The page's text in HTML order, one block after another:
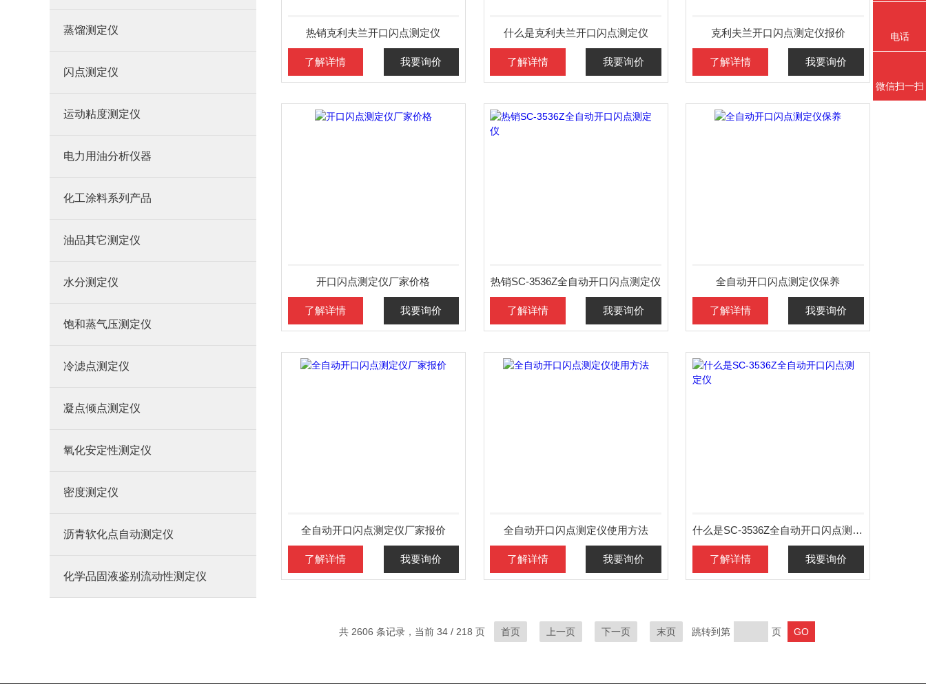
蒸馏测定仪
闪点测定仪
运动粘度测定仪
电力用油分析仪器
化工涂料系列产品
油品其它测定仪
水分测定仪
饱和蒸气压测定仪
冷滤点测定仪
凝点倾点测定仪
氧化安定性测定仪
密度测定仪
沥青软化点自动测定仪
化学品固液鉴别流动性测定仪
热销克利夫兰开口闪点测定仪
了解详情 我要询价
什么是克利夫兰开口闪点测定仪
了解详情 我要询价
克利夫兰开口闪点测定仪报价
了解详情 我要询价
开口闪点测定仪厂家价格
了解详情 我要询价
热销SC-3536Z全自动开口闪点测定仪
了解详情 我要询价
全自动开口闪点测定仪保养
了解详情 我要询价
全自动开口闪点测定仪厂家报价
了解详情 我要询价
全自动开口闪点测定仪使用方法
了解详情 我要询价
什么是SC-3536Z全自动开口闪点测定仪
了解详情 我要询价
共 2606 条记录，当前 34 / 218 页 首页 上一页 下一页 末页 跳转到第 页
电话
微信扫一扫